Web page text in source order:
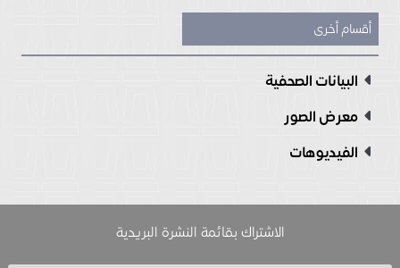
أقسام أخرى
البيانات الصحفية
معرض الصور
الفيديوهات
الاشتراك بقائمة النشرة البريدية